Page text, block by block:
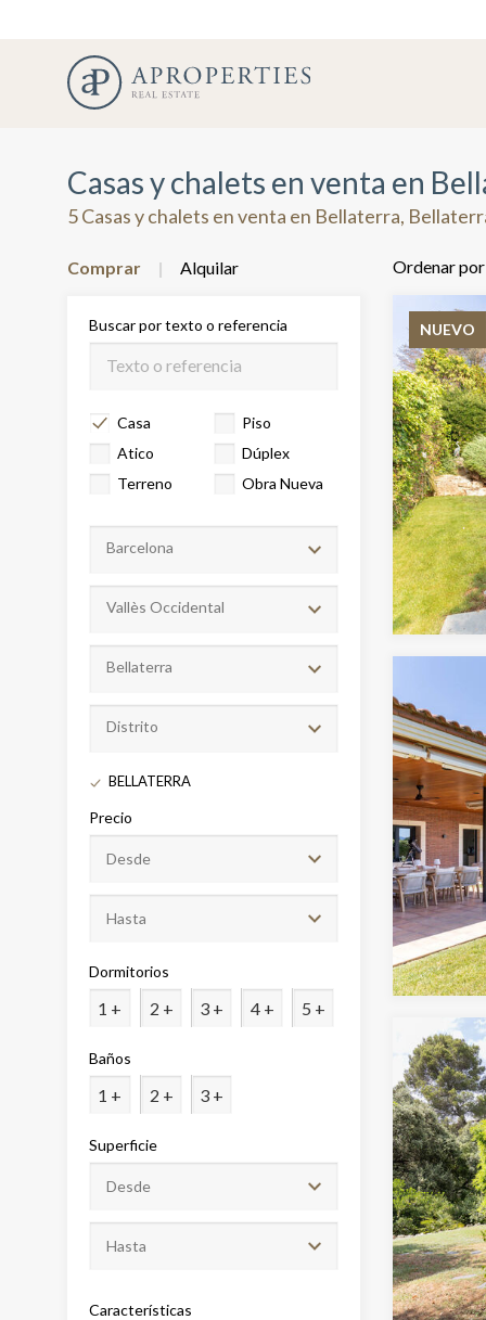
Casas y chalets en venta en
5 Casas y chalets en venta en Bellaterra,
Comprar Alquilar
Buscar por texto o referencia
Casa
Piso
Atico
Dúplex
Terreno
Obra Nueva
Barcelona
Vallès Occidental
Bellaterra
Distrito
BELLATERRA
Precio
Dormitorios
1 + 2 + 3 + 4 + 5 +
Baños
1 + 2 + 3 +
Superficie
Características
Ordenar por
NUEVO
Este
deberá
de la
sitio
los
que
del
Estas
hábitos
en el
usuario.